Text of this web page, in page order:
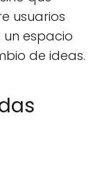
usuarios
un espacio
de ideas.